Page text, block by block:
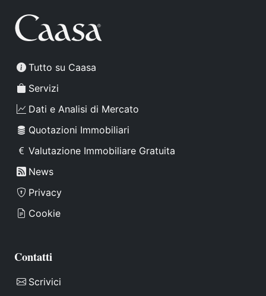
Tutto su Caasa
Servizi
Dati e Analisi di Mercato
Quotazioni Immobiliari
Valutazione Immobiliare Gratuita
News
Privacy
Cookie
Contatti
Scrivici